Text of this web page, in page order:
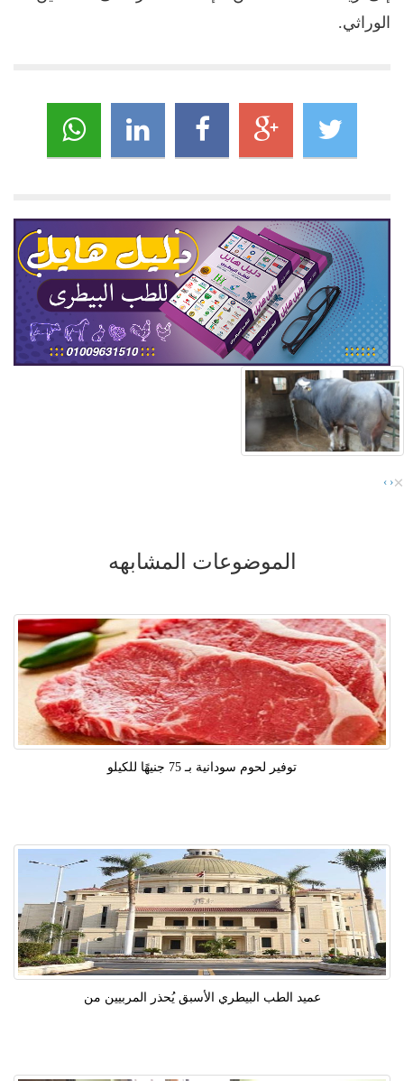
الوراثي.
‹
› ×
الموضوعات المشابهه
توفير لحوم سودانية بـ 75 جنيهًا للكيلو
عميد الطب البيطري الأسبق يُحذر المربيين من